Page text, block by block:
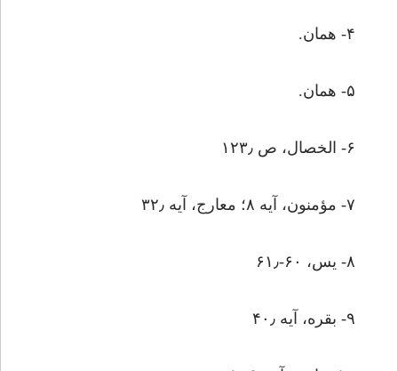
۴- همان.
۵- همان.
۶- الخصال، ص ۱۲۳٫
۷- مؤمنون، آیه ۸؛ معارج، آیه ۳۲٫
۸- یس، ۶۰-۶۱٫
۹- بقره، آیه ۴۰٫